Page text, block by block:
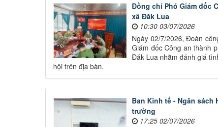
Đồng chí Phó Giám đốc
xã Đăk Lua
10:30 03/07/2026
Ngày 02/7/2026, Đoàn
Giám đốc Công an thành
Đăk Lua nhằm đánh giá
hội trên địa bàn.
Ban Kinh tế - Ngân
trường
17:25 02/07/2026